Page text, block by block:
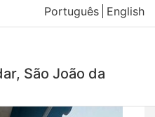
Português English
São João da